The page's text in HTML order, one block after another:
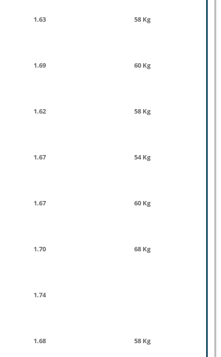
1.63 58 Kg
1.69 60 Kg
1.62 58 Kg
1.67 54 Kg
1.67 60 Kg
1.70 68 Kg
1.74
1.68 58 Kg